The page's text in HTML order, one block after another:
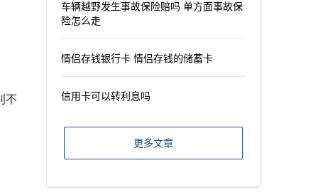
不
车辆越野发生事故保险赔吗 单方面事故保
险怎么走
情侣存钱银行卡 情侣存钱的储蓄卡
信用卡可以转利息吗
更多文章